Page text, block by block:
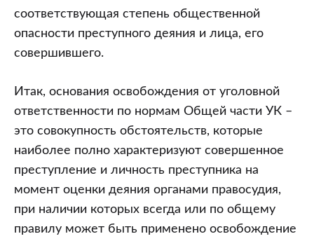
соответствующая степень общественной
опасности преступного деяния и лица, его
совершившего.
Итак, основания освобождения от уголовной
ответственности по нормам Общей части УК –
это совокупность обстоятельств, которые
наиболее полно характеризуют совершенное
преступление и личность преступника на
момент оценки деяния органами правосудия,
при наличии которых всегда или по общему
правилу может быть применено освобождение